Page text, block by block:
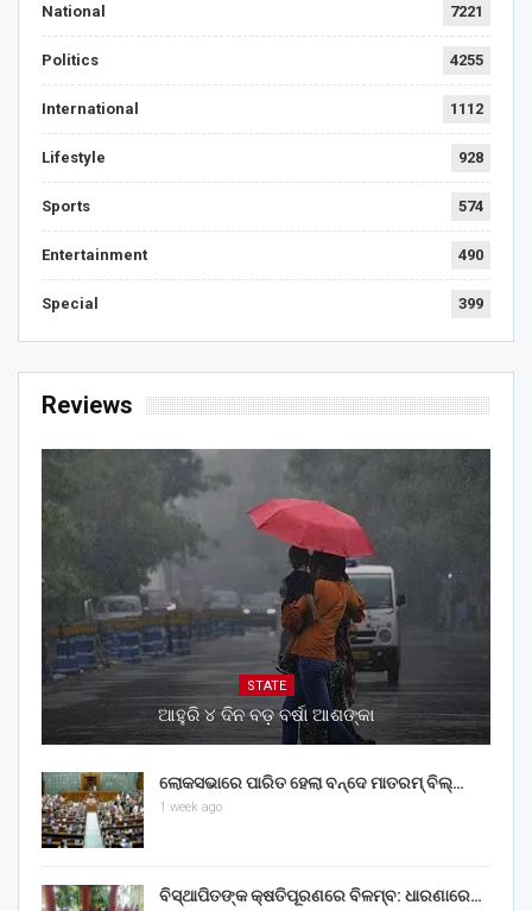
National 7221
Politics 4255
International 1112
Lifestyle 928
Sports 574
Entertainment 490
Special 399
Reviews
STATE
ଆହୁରି ୪ ଦିନ ବଡ଼ ବର୍ଷା ଆଶଙ୍କା
ଲୋକସଭାରେ ପାରିତ ହେଲା ବନ୍ଦେ ମାତରମ୍‌ ବିଲ୍‌…
1 week ago
ବିସ୍ଥାପିତଙ୍କ କ୍ଷତିପୂରଣରେ ବିଳମ୍ବ: ଧାରଣାରେ…